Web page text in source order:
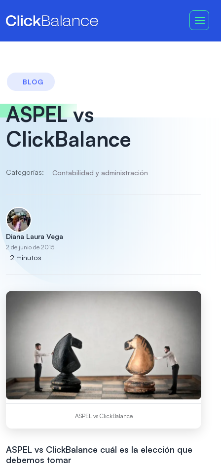
BLOG
ASPEL vs
ClickBalance
Categorías: Contabilidad y administración
Diana Laura Vega
2 de junio de 2015
2 minutos
ASPEL vs ClickBalance
ASPEL vs ClickBalance cuál es la elección que
debemos tomar